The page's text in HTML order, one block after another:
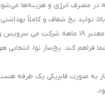
تولید یخ شفاف و کاملاً
این محصول همراه با گارانتی
کند. یخ‌ساز نوا، انتخابی
به صورت فابریکی یک طرفه